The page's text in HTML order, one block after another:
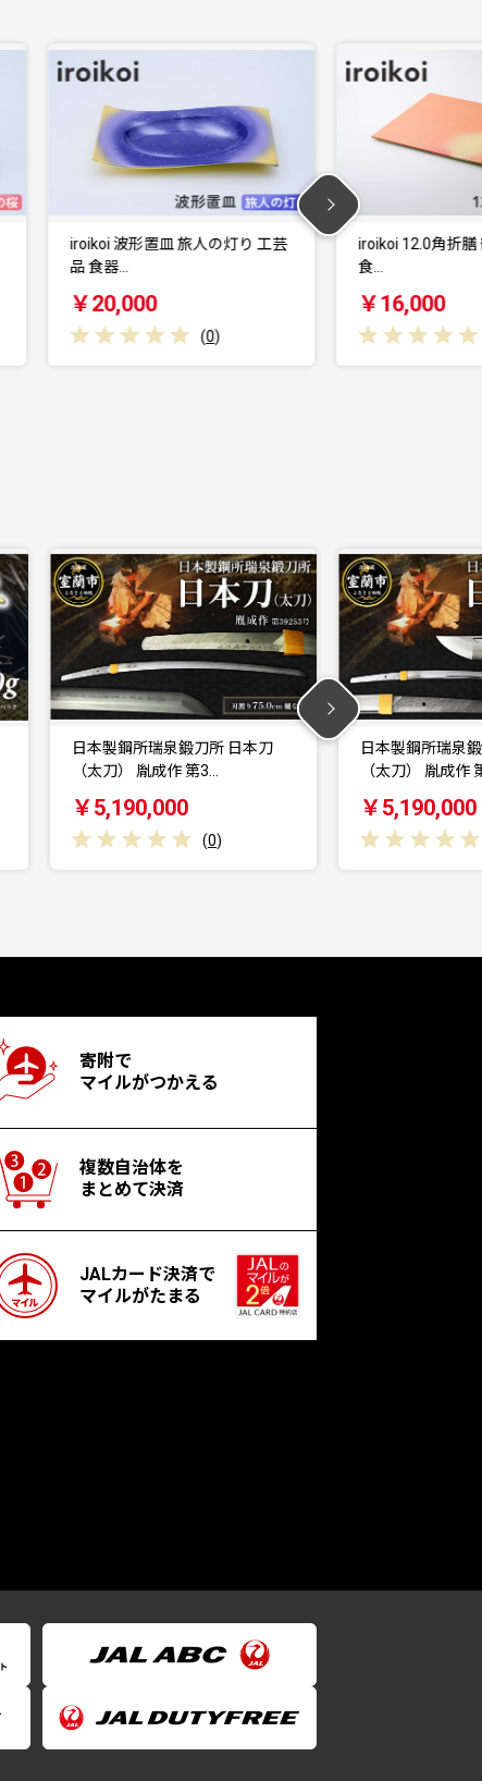
iroikoi 12.0角折膳 鶴仙渓 工芸品
食…
￥16,000
(0)
iroikoi 12.0角折
器…
￥16,000
日本製鋼所瑞泉鍛刀所 日本刀
（太刀） 胤成作 第3…
￥5,190,000
(0
日本製鋼所瑞泉
（刀） 胤成作
￥
寄附で
マイルがつかえる
複数自治体を
まとめて決済
JALカード決済で
マイルがたまる